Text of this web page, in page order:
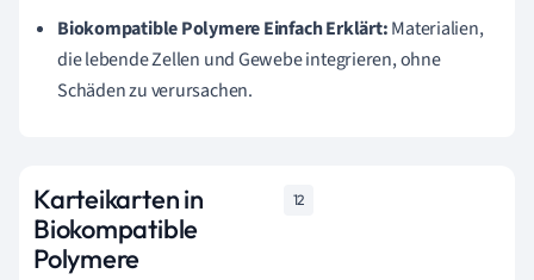
Biokompatible Polymere Einfach Erklärt:Materialien,
die lebende Zellen und Gewebe integrieren, ohne
Schäden zu verursachen.
Karteikarten in
Biokompatible
Polymere
12